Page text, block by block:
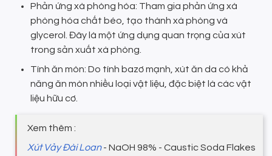
Phản ứng xà phòng hóa: Tham gia phản ứng xà
phòng hóa chất béo, tạo thành xà phòng và
glycerol. Đây là một ứng dụng quan trọng của xút
trong sản xuất xà phòng.
Tính ăn mòn: Do tính bazơ mạnh, xút ăn da có khả
năng ăn mòn nhiều loại vật liệu, đặc biệt là các vật
liệu hữu cơ.
Xem thêm :
Xút Vảy Đài Loan- NaOH 98% - Caustic Soda Flakes